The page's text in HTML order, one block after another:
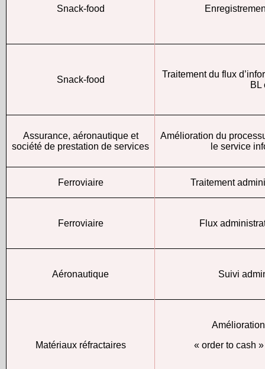
Snack-food
Snack-food
Traitement du flux
BL
Assurance, aéronautique et
société de prestation de services
Amélioration du
le service
Ferroviaire Traitement
Ferroviaire Flux
Aéronautique Suivi
Matériaux réfractaires
« order to cash